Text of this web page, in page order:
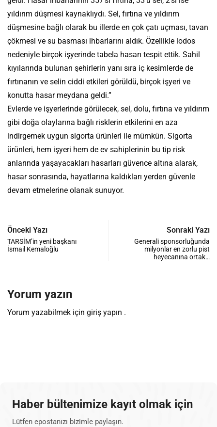
yıldırım düşmesi kaynaklıydı. Sel, fırtına ve yıldırım
düşmesine bağlı olarak bu illerde en çok çatı uçması, tavan
çökmesi ve su basması ihbarlarını aldık. Özellikle lodos
nedeniyle birçok işyerinde tabela hasarı tespit ettik. Sahil
kıyılarında bulunan şehirlerin yanı sıra iç kesimlerde de
fırtınanın ve selin ciddi etkileri görüldü, birçok işyeri ve
konutta hasar meydana geldi.”
Evlerde ve işyerlerinde görülecek, sel, dolu, fırtına ve yıldırım
gibi doğa olaylarına bağlı risklerin etkilerini en aza
indirgemek uygun sigorta ürünleri ile mümkün. Sigorta
ürünleri, hem işyeri hem de ev sahiplerinin bu tip risk
anlarında yaşayacakları hasarları güvence altına alarak,
hasar sonrasında, hayatlarına kaldıkları yerden güvenle
devam etmelerine olanak sunuyor.
Önceki Yazı
TARSİM’in yeni başkanı
İsmail Kemaloğlu
Sonraki Yazı
Generali sponsorluğunda
milyonlar en zorlu pist
heyecanına ortak…
Yorum yazın
Yorum yazabilmek için giriş yapın .
Haber bültenimize kayıt olmak için
Lütfen epostanızı bizimle paylaşın.